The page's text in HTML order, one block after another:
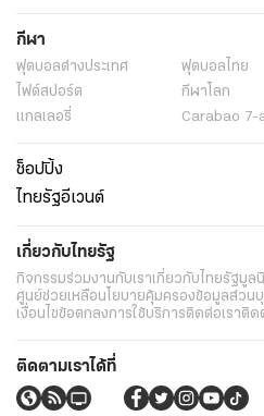
กีฬา
ฟุตบอลต่่างประเทศ ฟุตบอลไทย
ไฟต์สปอร์ต
กีฬาโลก
แกลเลอรี่
Carabao 7-
ช็อปปิ้ง
ไทยรัฐอีเวนต์
เกี่ยวกับไทยรัฐ
กิจกรรมร่วมงานกับเราเกี่ยวกับไทยรัฐมูล
ศูนย์ช่วยเหลือนโยบายคุ้มครองข้อมูลส่วน
เงื่อนไขข้อตกลงการใช้บริการติดต่อเราติด
ติดตามเราได้ที่